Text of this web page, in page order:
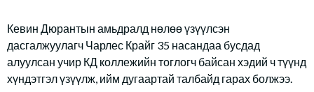
Кевин Дюрантын амьдралд нөлөө үзүүлсэн
дасгалжуулагч Чарлес Крайг 35 насандаа бусдад
алуулсан учир КД коллежийн тоглогч байсан хэдий ч түүнд
хүндэтгэл үзүүлж, ийм дугаартай талбайд гарах болжээ.